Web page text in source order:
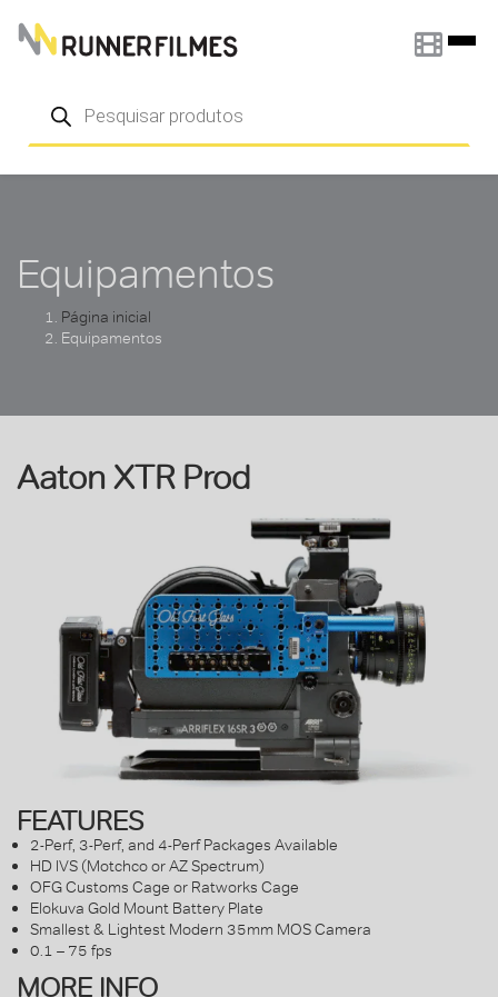
Pular para o conteúdo
produtos
Equipamentos
Página inicial
Equipamentos
Aaton XTR Prod
FEATURES
2-Perf, 3-Perf, and 4-Perf Packages Available
HD IVS (Motchco or AZ Spectrum)
OFG Customs Cage or Ratworks Cage
Elokuva Gold Mount Battery Plate
Smallest & Lightest Modern 35mm MOS Camera
0.1 – 75 fps
MORE INFO